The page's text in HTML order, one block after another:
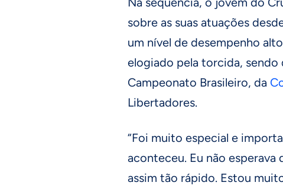
sobre as suas atuações
um nível de desempenho
elogiado pela torcida,
Campeonato Brasileiro, da
Libertadores.
“Foi muito especial e
aconteceu. Eu não
assim tão rápido. Estou